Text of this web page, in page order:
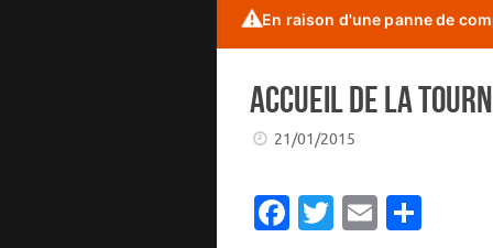
⚠️En raison d'une panne de
Accueil de la
21/01/2015
Fa T E